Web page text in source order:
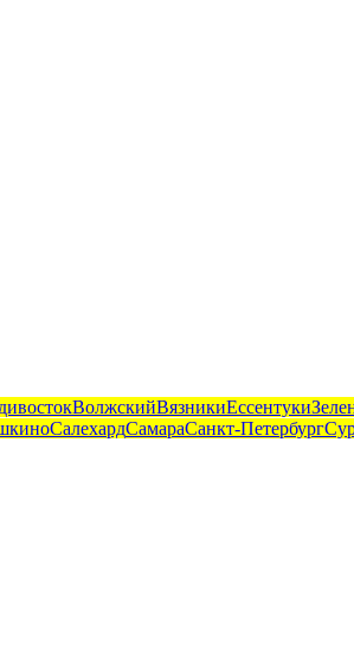
ВолжскийВязникиЕссентуки
СалехардСамараСанкт-Петербург